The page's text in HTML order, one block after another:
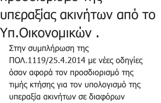
υπεραξίας ακινήτων από το
Υπ.Οικονομικών .
Στην συμπλήρωση της
ΠΟΛ.1119/25.4.2014 με νέες οδηγίες
όσον αφορά τον προσδιορισμό της
τιμής κτήσης για τον υπολογισμό της
υπεραξία ακινήτων σε διαφόρων